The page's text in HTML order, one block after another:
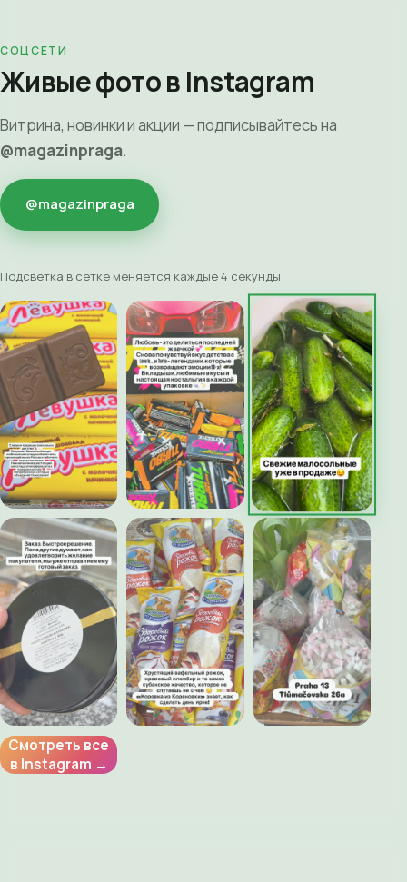
СОЦСЕТИ
Живые фото в Instagram
Витрина, новинки и акции — подписывайтесь на
@magazinpraga.
@magazinpraga
Подсветка в сетке меняется каждые 4 секунды
Смотреть все
в Instagram →